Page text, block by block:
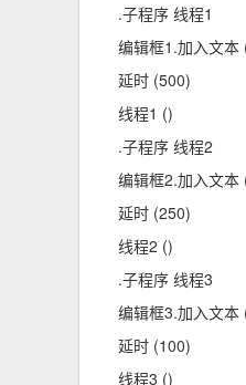
.子程序 线程1
编辑框1.加入文本
延时 (500)
线程1 ()
.子程序 线程2
编辑框2.加入文本
延时 (250)
线程2 ()
.子程序 线程3
编辑框3.加入文本
延时 (100)
线程3 ()